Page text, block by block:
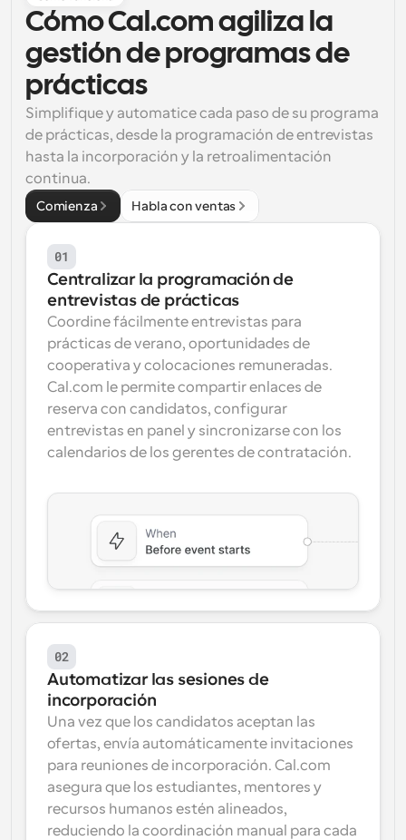
Programación potenciadda con llamadas
impulsadas por IA
Flujos de trabajo
Automatiza la programación y los recordatorios
Blog
Mantente al día con las últimas noticias y
actualizaciones
Reuniones Instantáneas
Reúnete con clientes en minutos
Enlaces de Grupo Dinámico
Reserva reuniones de forma fluida con varias personas
Webhooks
Recibe notificaciones cuando ocurra algo
Cómo Cal.com agiliza la
gestión de programas de
prácticas
Simplifique y automatice cada paso de su programa
de prácticas, desde la programación de entrevistas
hasta la incorporación y la retroalimentación
continua.
Comienza Habla con ventas
01
Centralizar la programación de
entrevistas de prácticas
Coordine fácilmente entrevistas para
prácticas de verano, oportunidades de
cooperativa y colocaciones remuneradas.
Cal.com le permite compartir enlaces de
reserva con candidatos, configurar
entrevistas en panel y sincronizarse con los
calendarios de los gerentes de contratación.
02
Automatizar las sesiones de
incorporación
Una vez que los candidatos aceptan las
ofertas, envía automáticamente invitaciones
para reuniones de incorporación. Cal.com
asegura que los estudiantes, mentores y
recursos humanos estén alineados,
reduciendo la coordinación manual para cada